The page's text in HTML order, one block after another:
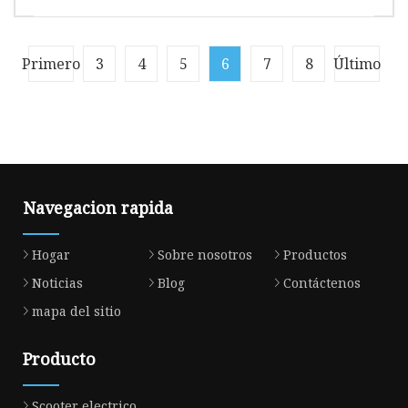
Preguntas frecuentes1. P: ¿Puedo obt
T
Parámetros del producto Perfil de la empresa
Primero 3 4 5 6 7 8 Último
Navegacion rapida
Hogar Sobre nosotros
Productos
Noticias
Blog
Contáctenos
mapa del sitio
Producto